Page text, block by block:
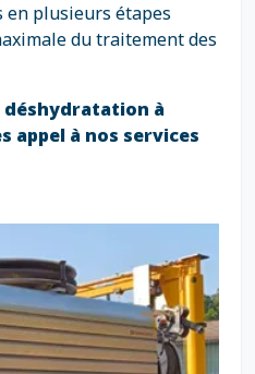
en plusieurs étapes
du traitement des
déshydratation à
appel à nos services